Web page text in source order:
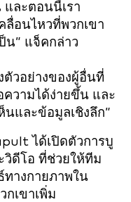
ละตอนนี้เรา
ลื่อนไหวที่พวกเขา
น” แจ็คกล่าว
ตัวอย่างของผู้อื่นที่
ความได้ง่ายขึ้น และ
นและข้อมูลเชิงลึก”
ได้เปิดตัวการบู
วิดีโอ ที่ช่วยให้ทีม
างกายภาพใน
กเขาเพิ่ม